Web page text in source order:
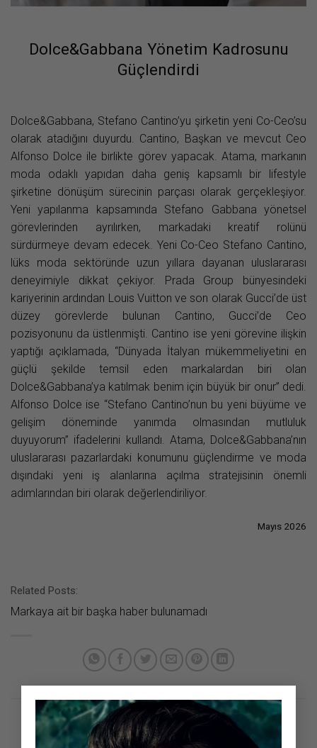
×
Dolce&Gabbana Yönetim Kadrosunu
Güçlendirdi
Dolce&Gabbana, Stefano Cantino’yu şirketin yeni Co-Ceo’su
olarak atadığını duyurdu. Cantino, Başkan ve mevcut Ceo
Alfonso Dolce ile birlikte görev yapacak. Atama, markanın
moda odaklı yapıdan daha geniş kapsamlı bir lifestyle
şirketine dönüşüm sürecinin parçası olarak gerçekleşiyor.
Yeni yapılanma kapsamında Stefano Gabbana yönetsel
görevlerinden ayrılırken, markadaki kreatif rolünü
sürdürmeye devam edecek. Yeni Co-Ceo Stefano Cantino,
lüks moda sektöründe uzun yıllara dayanan uluslararası
deneyimiyle dikkat çekiyor. Prada Group bünyesindeki
kariyerinin ardından Louis Vuitton ve son olarak Gucci’de üst
düzey görevlerde bulunan Cantino, Gucci’de Ceo
pozisyonunu da üstlenmişti. Cantino ise yeni görevine ilişkin
yaptığı açıklamada, “Dünyada İtalyan mükemmeliyetini en
güçlü şekilde temsil eden markalardan biri olan
Dolce&Gabbana’ya katılmak benim için büyük bir onur” dedi.
Alfonso Dolce ise “Stefano Cantino’nun bu yeni büyüme ve
gelişim döneminde yanımda olmasından mutluluk
duyuyorum” ifadelerini kullandı. Atama, Dolce&Gabbana’nın
uluslararası pazarlardaki konumunu güçlendirme ve moda
dışındaki yeni iş alanlarına açılma stratejisinin önemli
adımlarından biri olarak değerlendiriliyor.
Mayıs 2026
Related Posts:
Markaya ait bir başka haber bulunamadı